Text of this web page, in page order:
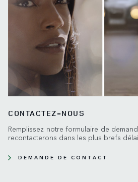
CONTACTEZ-NOUS
Remplissez notre formulaire de
recontacterons dans les plus brefs
DEMANDE DE CONTACT